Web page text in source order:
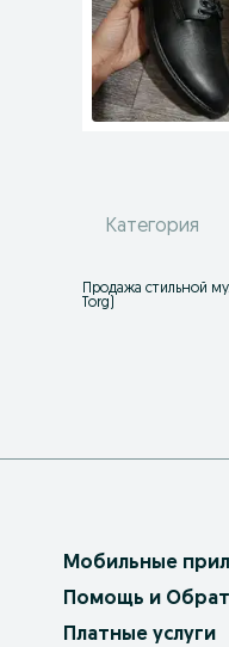
Категория
Продажа стильной
Torg)
Мобильные
Помощь и
Платные услуги